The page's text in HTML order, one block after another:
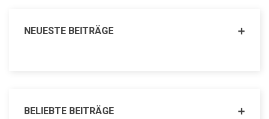
NEUESTE BEITRÄGE
BELIEBTE BEITRÄGE